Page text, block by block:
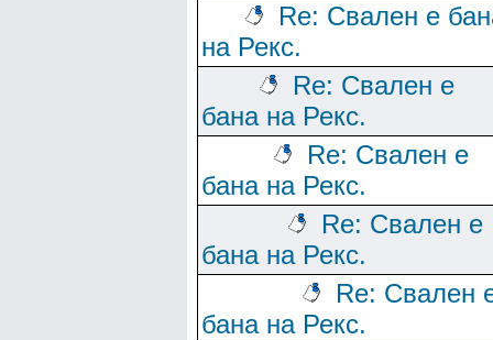
Re: Свален е
на Рекс.
Re: Свален е
бана на Рекс.
Re: Свален е
бана на Рекс.
Re: Свален е
бана на Рекс.
Re: Свален
бана на Рекс.